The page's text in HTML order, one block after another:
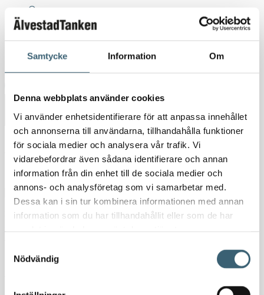
Samtycke Information Om
Denna webbplats använder cookies
Vi använder enhetsidentifierare för att anpassa innehållet
och annonserna till användarna, tillhandahålla funktioner
för sociala medier och analysera vår trafik. Vi
vidarebefordrar även sådana identifierare och annan
information från din enhet till de sociala medier och
annons- och analysföretag som vi samarbetar med.
Dessa kan i sin tur kombinera informationen med annan
information som du har tillhandahållit eller som de har
Nödvändig
Om oss
Nyheter
Kundspecifik tillverkning
Kontakt
Vattenspridare